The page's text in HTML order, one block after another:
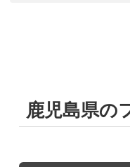
鹿児島県の